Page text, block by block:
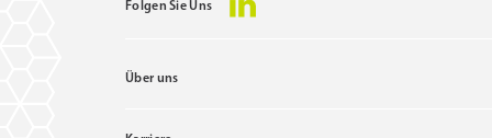
Folgen Sie Uns
Über uns